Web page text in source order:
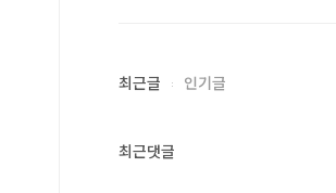
최근글 인기글
최근댓글